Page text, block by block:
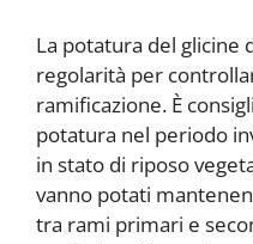
La potatura del glicine
regolarità per
ramificazione. È
potatura nel periodo
in stato di riposo
vanno potati
tra rami primari e